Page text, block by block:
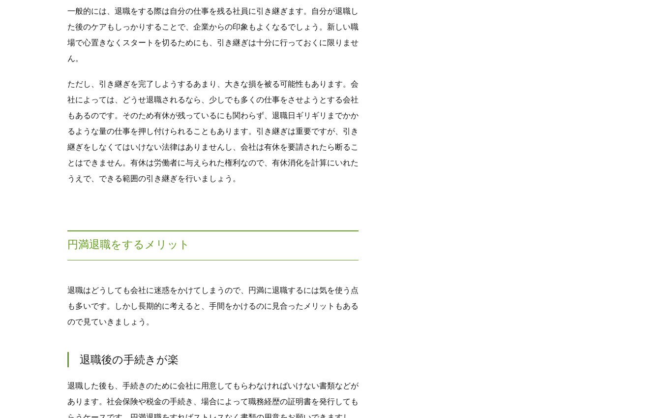
一般的には、退職をする際は自分の仕事を残る社員に引き継ぎます。自分が退職し
た後のケアもしっかりすることで、企業からの印象もよくなるでしょう。新しい職
場で心置きなくスタートを切るためにも、引き継ぎは十分に行っておくに限りませ
ん。
ただし、引き継ぎを完了しようするあまり、大きな損を被る可能性もあります。会
社によっては、どうせ退職されるなら、少しでも多くの仕事をさせようとする会社
もあるのです。そのため有休が残っているにも関わらず、退職日ギリギリまでかか
るような量の仕事を押し付けられることもあります。引き継ぎは重要ですが、引き
継ぎをしなくてはいけない法律はありませんし、会社は有休を要請されたら断るこ
とはできません。有休は労働者に与えられた権利なので、有休消化を計算にいれた
うえで、できる範囲の引き継ぎを行いましょう。
円満退職をするメリット
退職はどうしても会社に迷惑をかけてしまうので、円満に退職するには気を使う点
も多いです。しかし長期的に考えると、手間をかけるのに見合ったメリットもある
ので見ていきましょう。
退職後の手続きが楽
退職した後も、手続きのために会社に用意してもらわなければいけない書類などが
あります。社会保険や税金の手続き、場合によって職務経歴の証明書を発行しても